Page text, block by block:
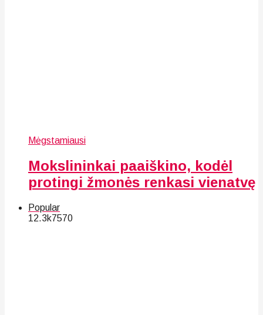
Mėgstamiausi
Mokslininkai paaiškino, kodėl
protingi žmonės renkasi vienatvę
Popular
12.3k7570